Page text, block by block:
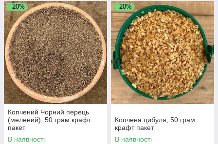
–20%
Копчений Чорний перець
(мелений), 50 грам крафт
пакет
В наявності
–20%
Копчена цибуля, 50 грам
крафт пакет
В наявності